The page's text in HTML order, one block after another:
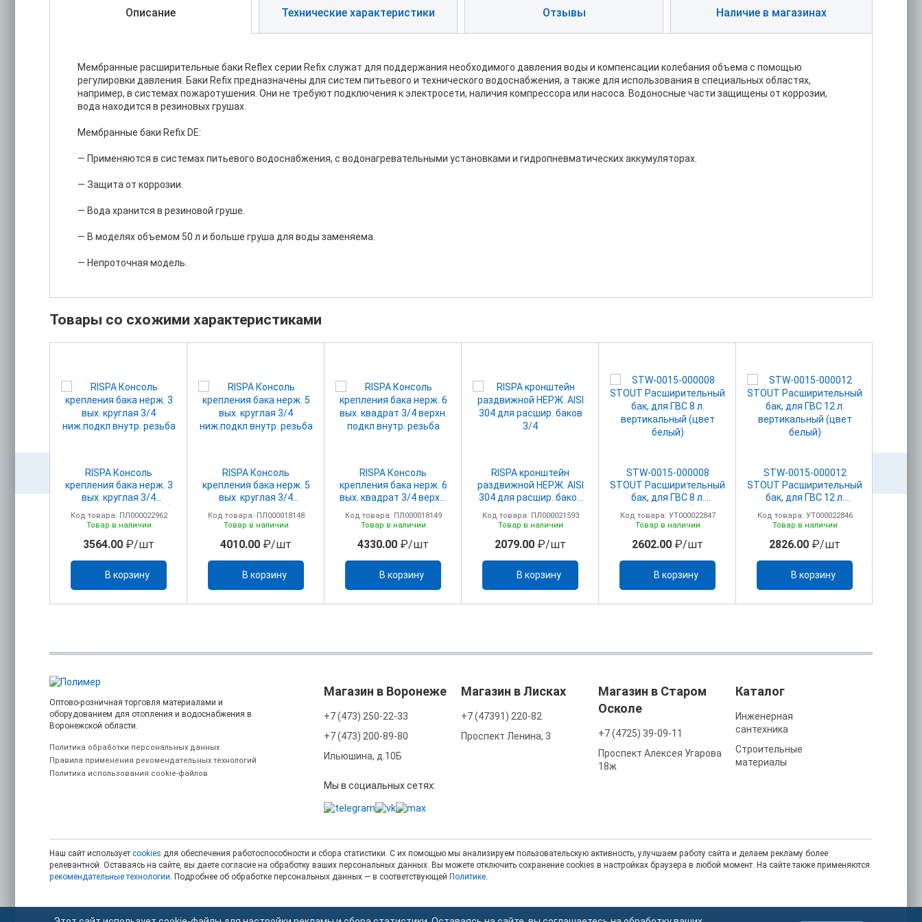
Описание Технические характеристики Отзывы Наличие в магазинах
Мембранные расширительные баки Reflex серии Refix служат для поддержания необходимого давления воды и компенсации колебания объема с помощью
регулировки давления. Баки Refix предназначены для систем питьевого и технического водоснабжения, а также для использования в специальных областях,
например, в системах пожаротушения. Они не требуют подключения к электросети, наличия компрессора или насоса. Водоносные части защищены от коррозии,
вода находится в резиновых грушах.
Мембранные баки Refix DE:
— Применяются в системах питьевого водоснабжения, с водонагревательными установками и гидропневматических аккумуляторах.
— Защита от коррозии.
— Вода хранится в резиновой груше.
— В моделях объемом 50 л и больше груша для воды заменяема.
— Непроточная модель.
Товары со схожими характеристиками
RISPA Консоль
крепления бака нерж. 3
вых. круглая 3/4
Код товара: ПЛ000022962
Товар в наличии
3564.00 ₽/шт
В корзину
RISPA Консоль
крепления бака нерж. 5
вых. круглая 3/4
Код товара: ПЛ000018148
Товар в наличии
4010.00 ₽/шт
В корзину
RISPA Консоль
крепления бака нерж. 6
вых. квадрат 3/4 верхн.
Код товара: ПЛ000018149
Товар в наличии
4330.00 ₽/шт
В корзину
RISPA кронштейн
раздвижной НЕРЖ. AISI
304 для расшир. баков
Код товара: ПЛ000021593
Товар в наличии
2079.00 ₽/шт
В корзину
STW-0015-000008
STOUT Расширительный
бак, для ГВС 8 л.
белый)
Код товара: УТ000022847
Товар в наличии
2602.00 ₽/шт
В корзину
STW-0015-000012
STOUT Расширительный
бак, для ГВС 12 л.
белый)
Код товара: УТ000022846
Товар в наличии
2826.00 ₽/шт
В корзину
Оптово-розничная торговля материалами и
оборудованием для отопления и водоснабжения в
Воронежской области.
Политика обработки персональных данных
Правила применения рекомендательных технологий
Политика использования cookie-файлов
Магазин в Воронеже
+7 (473) 250-22-33
+7 (473) 200-89-80
Ильюшина, д.10Б
Мы в социальных сетях:
Магазин в Лисках
+7 (47391) 220-82
Проспект Ленина, 3
Магазин в Старом
Осколе
+7 (4725) 39-09-11
Проспект Алексея Угарова
18ж
Каталог
Инженерная
сантехника
Строительные
материалы
Наш сайт использует cookies для обеспечения работоспособности и сбора статистики. С их помощью мы анализируем пользовательскую активность, улучшаем работу сайта и делаем рекламу более
релевантной. Оставаясь на сайте, вы даете согласие на обработку ваших персональных данных. Вы можете отключить сохранение cookies в настройках браузера в любой момент. На сайте также применяются
рекомендательные технологии . Подробнее об обработке персональных данных — в соответствующей Политике